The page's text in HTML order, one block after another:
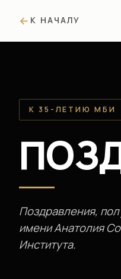
К НАЧАЛУ
К 35-ЛЕТИЮ МБИ
Поздравления,
имени Анатолия
Института.